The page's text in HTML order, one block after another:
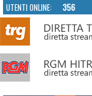
UTENTI ONLINE: 356